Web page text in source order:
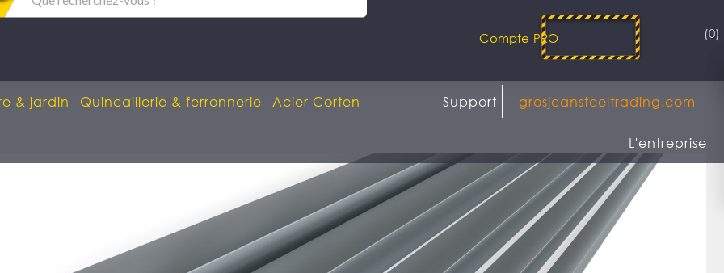
Compte PRO (0)
& jardin Quincaillerie & ferronnerie Acier Corten grosjeansteeltrading.com
Support
L'entreprise